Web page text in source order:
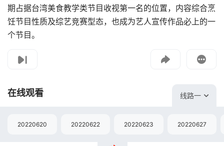
期占据台湾美食教学类节目收视第一名的位置，内容综合烹
饪节目性质及综艺竞赛型态，也成为艺人宣传作品必上的一
个节目。
如遇无法播放请提交给我们
在线观看 线路一
20220620 20220622 20220623 20220627